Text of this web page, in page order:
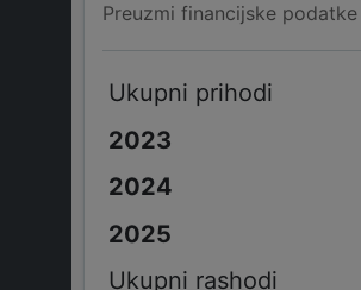
Preuzmi financijske podatke
Ukupni prihodi
Ukupni rashodi